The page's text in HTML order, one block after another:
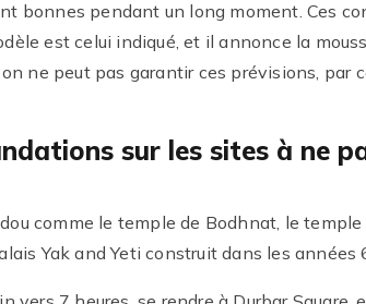
bonnes pendant un long moment. Ces
est celui indiqué, et il annonce la
ne peut pas garantir ces prévisions,
sur les sites à ne
comme le temple de Bodhnat, le
Yak and Yeti construit dans les